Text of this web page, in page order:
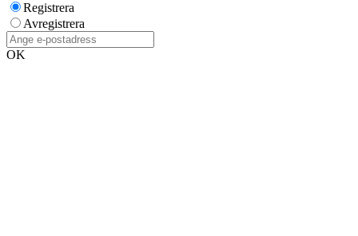
Registrera
Avregistrera
OK